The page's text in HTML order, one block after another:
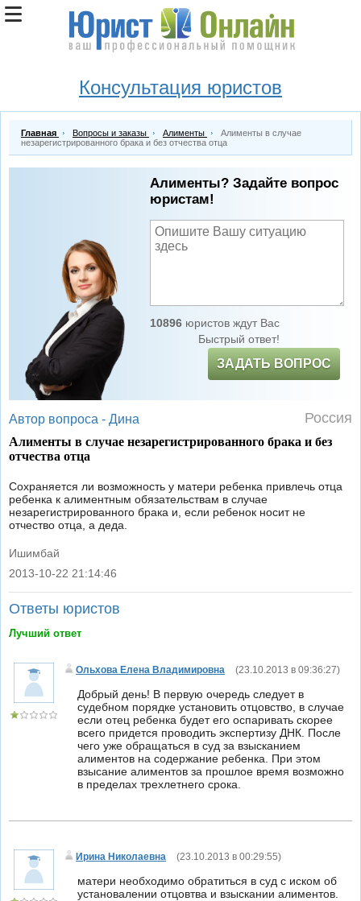
Консультация юристов
Главная Вопросы и заказы Алименты
Алименты в случае
незарегистрированного брака и без отчества отца
Алименты? Задайте вопрос
юристам!
10896юристов ждут Вас
Быстрый ответ!
ЗАДАТЬ ВОПРОС
Автор вопроса - Дина Россия
Алименты в случае незарегистрированного брака и без
отчества отца
Сохраняется ли возможность у матери ребенка привлечь отца
ребенка к алиментным обязательствам в случае
незарегистрированного брака и, если ребенок носит не
отчество отца, а деда.
Ишимбай
|
2013-10-22 21:14:46
Ответы юристов
Лучший ответ
Ольхова Елена Владимировна (23.10.2013 в 09:36:27)
Добрый день! В первую очередь следует в
судебном порядке установить отцовство, в случае
если отец ребенка будет его оспаривать скорее
всего придется проводить экспертизу ДНК. После
чего уже обращаться в суд за взысканием
алиментов на содержание ребенка. При этом
взысание алиментов за прошлое время возможно
в пределах трехлетнего срока.
Ирина Николаевна (23.10.2013 в 00:29:55)
матери необходимо обратиться в суд с иском об
установалении отцовтва и взыскании алиментов.